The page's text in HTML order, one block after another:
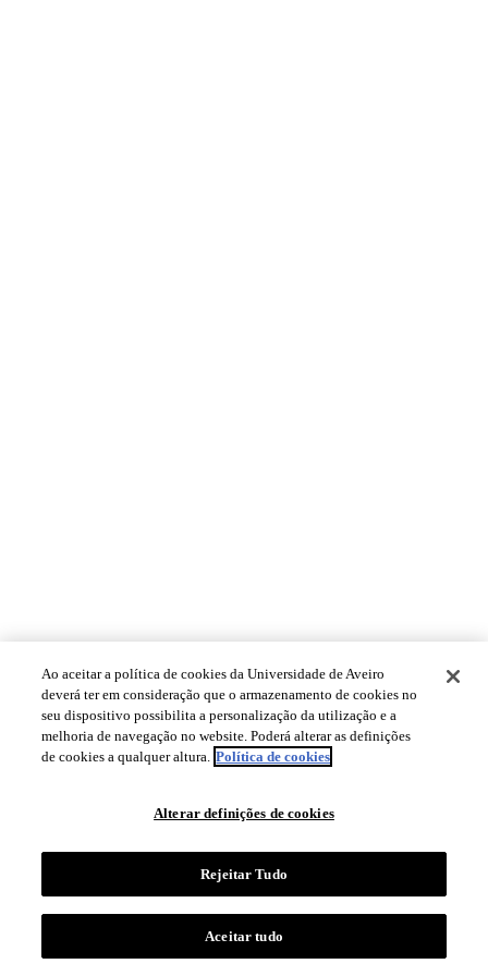
Ao aceitar a política de cookies da Universidade de Aveiro
deverá ter em consideração que o armazenamento de cookies no
seu dispositivo possibilita a personalização da utilização e a
melhoria de navegação no website. Poderá alterar as definições
de cookies a qualquer altura. Política de cookies
Alterar definições de cookies
Rejeitar Tudo
Aceitar tudo